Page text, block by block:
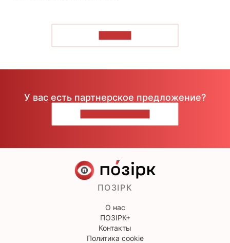
У вас есть партнерское предложение?
ПОЗІРК
О нас
ПОЗІРК+
Контакты
Политика cookie